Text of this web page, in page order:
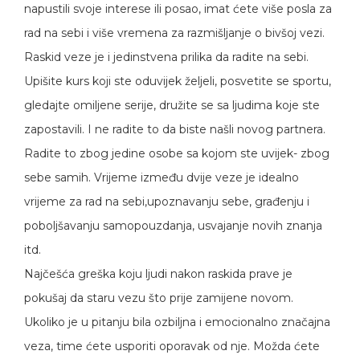
napustili svoje interese ili posao, imat ćete više posla za
rad na sebi i više vremena za razmišljanje o bivšoj vezi.
Raskid veze je i jedinstvena prilika da radite na sebi.
Upišite kurs koji ste oduvijek željeli, posvetite se sportu,
gledajte omiljene serije, družite se sa ljudima koje ste
zapostavili. I ne radite to da biste našli novog partnera.
Radite to zbog jedine osobe sa kojom ste uvijek- zbog
sebe samih. Vrijeme između dvije veze je idealno
vrijeme za rad na sebi,upoznavanju sebe, građenju i
poboljšavanju samopouzdanja, usvajanje novih znanja
itd.
Najčešća greška koju ljudi nakon raskida prave je
pokušaj da staru vezu što prije zamijene novom.
Ukoliko je u pitanju bila ozbiljna i emocionalno značajna
veza, time ćete usporiti oporavak od nje. Možda ćete